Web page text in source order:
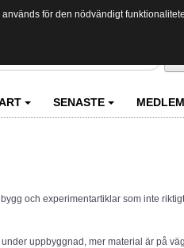
SENASTE MEDLEM
och experimentartiklar som inte
uppbyggnad, mer material är på
för den nödvändigt